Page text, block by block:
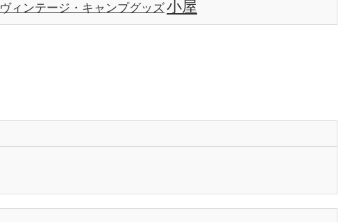
ヴィンテージ・キャンプグッズ小屋